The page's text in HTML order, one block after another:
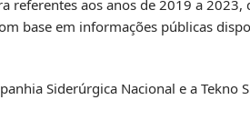
aos anos de 2019 a
base em informações públicas
Siderúrgica Nacional e a Tekno